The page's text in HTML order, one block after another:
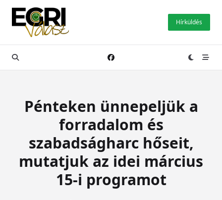
Skip
content
Hírküldés
Pénteken ünnepeljük a
forradalom és
szabadságharc hőseit,
mutatjuk az idei március
15-i programot